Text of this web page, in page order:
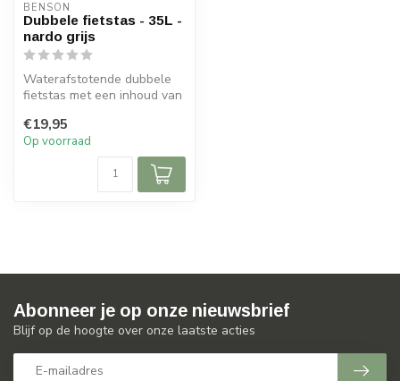
BENSON
Dubbele fietstas - 35L -
nardo grijs
Waterafstotende dubbele
fietstas met een inhoud van
m...
€19,95
Op voorraad
Abonneer je op onze nieuwsbrief
Blijf op de hoogte over onze laatste acties